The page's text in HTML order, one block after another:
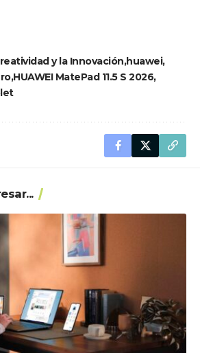
y la Innovación huawei
HUAWEI MatePad 11.5 S 2026